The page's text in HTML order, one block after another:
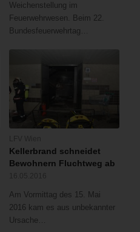
Weichenstellung im
Feuerwehrwesen. Beim 22.
Bundesfeuerwehrtag…
Kellerbrand schneidet
Bewohnern Fluchtweg ab
Am Vormittag des 15. Mai
2016 kam es aus unbekannter
Ursache…